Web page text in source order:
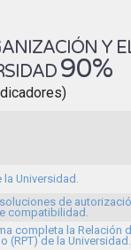
Y
90%
Universidad.
de
compatibilidad.
completa la Relación
(RPT) de la Universidad.